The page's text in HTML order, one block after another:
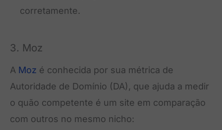
corretamente.
3. Moz
A Moz é conhecida por sua métrica de
Autoridade de Domínio (DA), que ajuda a medir
o quão competente é um site em comparação
com outros no mesmo nicho: